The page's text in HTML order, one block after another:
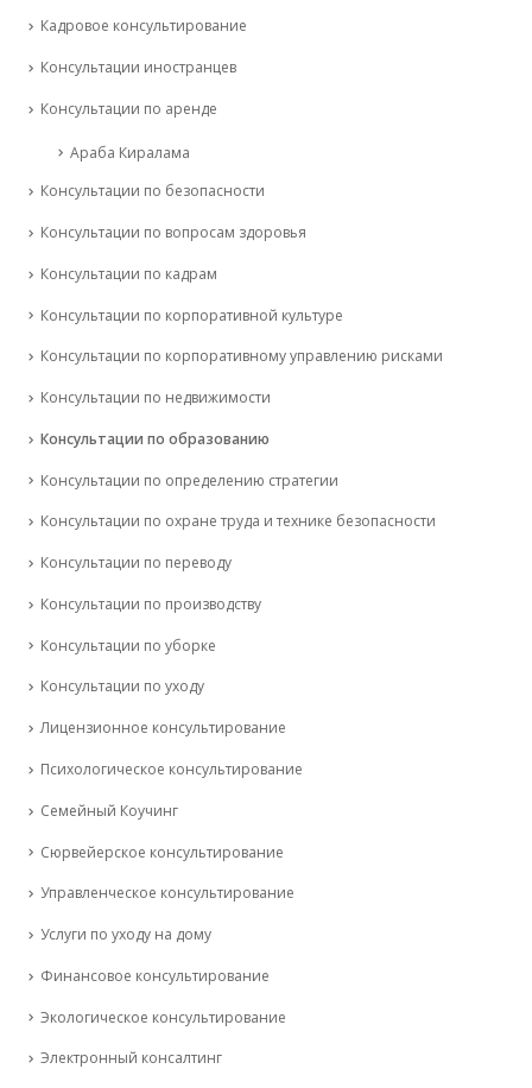
Кадровое консультирование
Консультации иностранцев
Консультации по аренде
Араба Киралама
Консультации по безопасности
Консультации по вопросам здоровья
Консультации по кадрам
Консультации по корпоративной культуре
Консультации по корпоративному управлению рисками
Консультации по недвижимости
Консультации по образованию
Консультации по определению стратегии
Консультации по охране труда и технике безопасности
Консультации по переводу
Консультации по производству
Консультации по уборке
Консультации по уходу
Лицензионное консультирование
Психологическое консультирование
Семейный Коучинг
Сюрвейерское консультирование
Управленческое консультирование
Услуги по уходу на дому
Финансовое консультирование
Экологическое консультирование
Электронный консалтинг